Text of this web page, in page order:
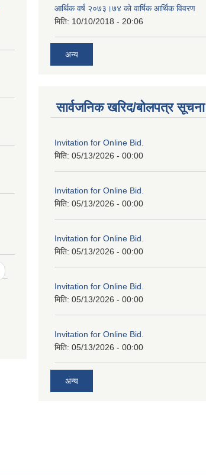
आर्थिक वर्ष २०७३।७४ को वार्षिक आर्थिक विवरण
मिति: 10/10/2018 - 20:06
अन्य
सार्वजनिक खरिद/बोलपत्र सूचना
Invitation for Online Bid.
मिति: 05/13/2026 - 00:00
Invitation for Online Bid.
मिति: 05/13/2026 - 00:00
Invitation for Online Bid.
मिति: 05/13/2026 - 00:00
Invitation for Online Bid.
मिति: 05/13/2026 - 00:00
Invitation for Online Bid.
मिति: 05/13/2026 - 00:00
अन्य